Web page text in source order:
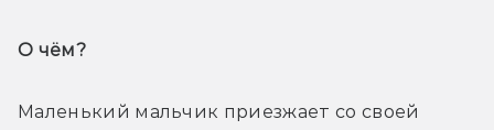
О чём?
Маленький мальчик приезжает со своей